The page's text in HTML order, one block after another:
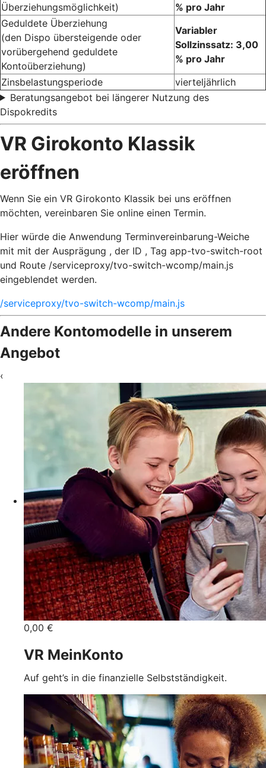
Überziehungsmöglichkeit)
% pro Jahr
Geduldete Überziehung
(den Dispo übersteigende oder
vorübergehend geduldete
Kontoüberziehung)
Variabler
Sollzinssatz: 3,00
% pro Jahr
Zinsbelastungsperiode
vierteljährlich
Beratungsangebot bei längerer Nutzung des
Dispokredits
VR Girokonto Klassik
eröffnen
Wenn Sie ein VR Girokonto Klassik bei uns eröffnen
möchten, vereinbaren Sie online einen Termin.
Hier würde die Anwendung Terminvereinbarung-Weiche
mit mit der Ausprägung , der ID , Tag app-tvo-switch-root
und Route /serviceproxy/tvo-switch-wcomp/main.js
eingeblendet werden.
/serviceproxy/tvo-switch-wcomp/main.js
Andere Kontomodelle in unserem
Angebot
‹
0,00 €
VR MeinKonto
Auf geht’s in die finanzielle Selbstständigkeit.